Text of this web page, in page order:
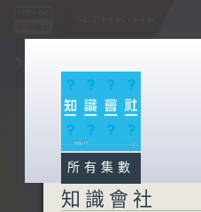
一手掌握 RTHK 電台、電視節目
所有集數
知識會社